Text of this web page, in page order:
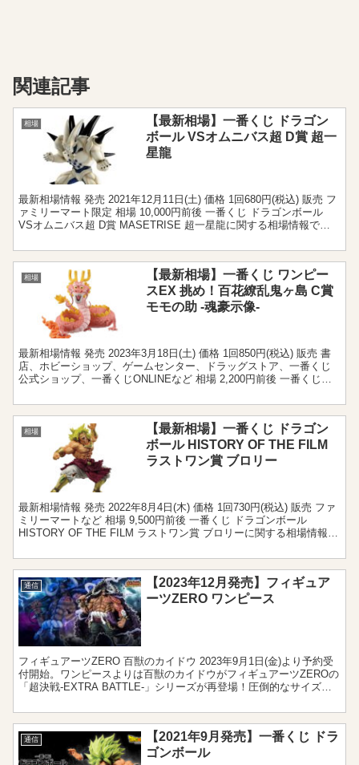
関連記事
相場
【最新相場】一番くじ ドラゴン
ボール VSオムニバス超 D賞 超一
星龍
最新相場情報 発売 2021年12月11日(土) 価格 1回680円(税込) 販売 フ
ァミリーマート限定 相場 10,000円前後 一番くじ ドラゴンボール
VSオムニバス超 D賞 MASETRISE 超一星龍に関する相場情報で
相場
【最新相場】一番くじ ワンピー
スEX 挑め！百花繚乱鬼ヶ島 C賞
モモの助 -魂豪示像-
最新相場情報 発売 2023年3月18日(土) 価格 1回850円(税込) 販売 書
店、ホビーショップ、ゲームセンター、ドラッグストア、一番くじ
公式ショップ、一番くじONLINEなど 相場 2,200円前後 一番くじワ
相場
【最新相場】一番くじ ドラゴン
ボール HISTORY OF THE FILM
ラストワン賞 ブロリー
最新相場情報 発売 2022年8月4日(木) 価格 1回730円(税込) 販売 ファ
ミリーマートなど 相場 9,500円前後 一番くじ ドラゴンボール
HISTORY OF THE FILM ラストワン賞 ブロリーに関する相場情報で
通信
【2023年12月発売】フィギュア
ーツZERO ワンピース
フィギュアーツZERO 百獣のカイドウ 2023年9月1日(金)より予約受
付開始。ワンピースよりは百獣のカイドウがフィギュアーツZEROの
「超決戦-EXTRA BATTLE-」シリーズが再登場！圧倒的なサイズ感
通信
【2021年9月発売】一番くじ ドラ
ゴンボール